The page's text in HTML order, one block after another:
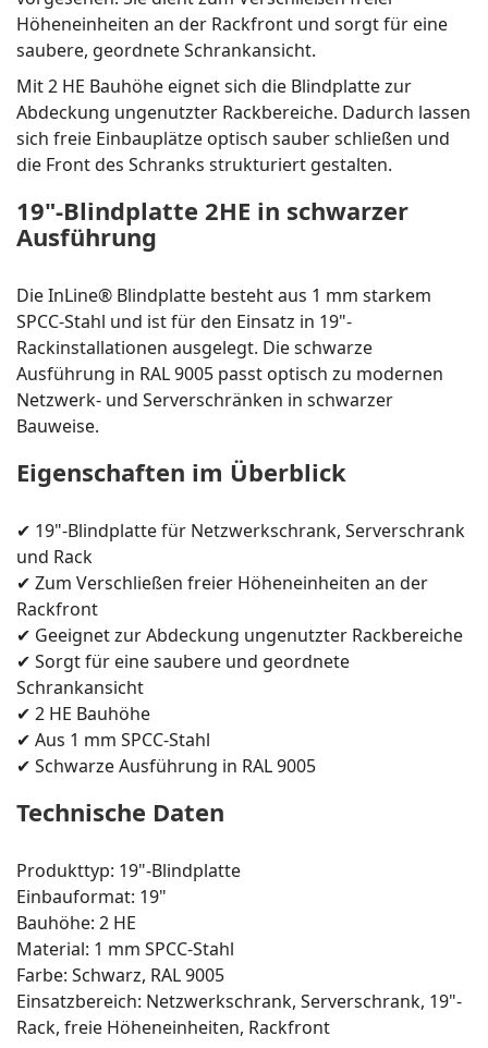
Höheneinheiten an der Rackfront und sorgt für eine
saubere, geordnete Schrankansicht.
Mit 2 HE Bauhöhe eignet sich die Blindplatte zur
Abdeckung ungenutzter Rackbereiche. Dadurch lassen
sich freie Einbauplätze optisch sauber schließen und
die Front des Schranks strukturiert gestalten.
19"-Blindplatte 2HE in schwarzer
Ausführung
Die InLine® Blindplatte besteht aus 1 mm starkem
SPCC-Stahl und ist für den Einsatz in 19"-
Rackinstallationen ausgelegt. Die schwarze
Ausführung in RAL 9005 passt optisch zu modernen
Netzwerk- und Serverschränken in schwarzer
Bauweise.
Eigenschaften im Überblick
✔ 19"-Blindplatte für Netzwerkschrank, Serverschrank
und Rack
✔ Zum Verschließen freier Höheneinheiten an der
Rackfront
✔ Geeignet zur Abdeckung ungenutzter Rackbereiche
✔ Sorgt für eine saubere und geordnete
Schrankansicht
✔ 2 HE Bauhöhe
✔ Aus 1 mm SPCC-Stahl
✔ Schwarze Ausführung in RAL 9005
Technische Daten
Produkttyp: 19"-Blindplatte
Einbauformat: 19"
Bauhöhe: 2 HE
Material: 1 mm SPCC-Stahl
Farbe: Schwarz, RAL 9005
Einsatzbereich: Netzwerkschrank, Serverschrank, 19"-
Rack, freie Höheneinheiten, Rackfront